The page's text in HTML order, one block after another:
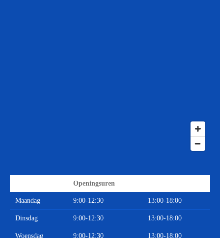
Openingsuren
Maandag 9:00-12:30 13:00-18:00
Dinsdag 9:00-12:30 13:00-18:00
Woensdag 9:00-12:30 13:00-18:00